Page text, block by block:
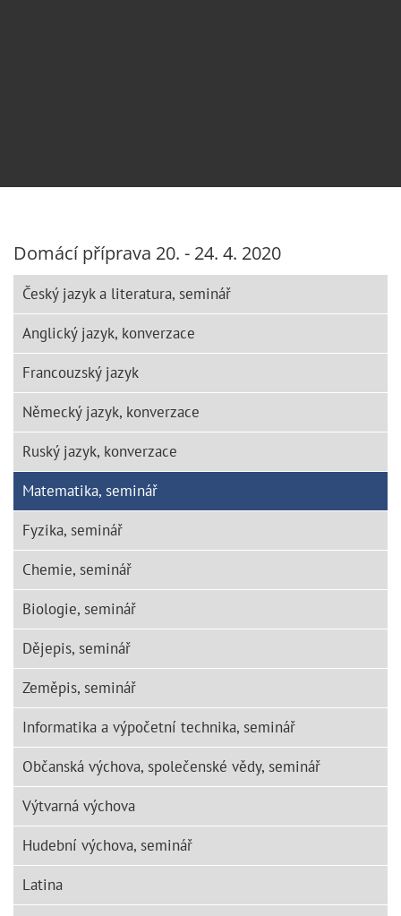
Domácí příprava 20. - 24. 4. 2020
Český jazyk a literatura, seminář
Anglický jazyk, konverzace
Francouzský jazyk
Německý jazyk, konverzace
Ruský jazyk, konverzace
Matematika, seminář
Fyzika, seminář
Chemie, seminář
Biologie, seminář
Dějepis, seminář
Zeměpis, seminář
Informatika a výpočetní technika, seminář
Občanská výchova, společenské vědy, seminář
Výtvarná výchova
Hudební výchova, seminář
Latina